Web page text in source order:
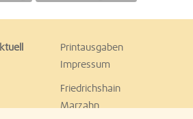
Printausgaben
Impressum
Friedrichshain
Marzahn